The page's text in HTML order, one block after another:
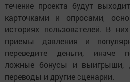
течение проекта будут
карточками и опросами,
историях пользователей. В
приемы давления и
переведите деньги, иначе
ложные бонусы и выигрыши,
переводы и другие сценарии.